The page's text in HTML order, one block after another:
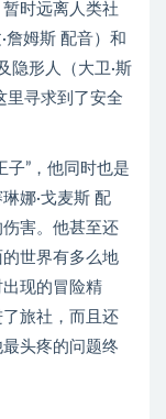
时远离人类社
詹姆斯 配音）和
隐形人（大卫·斯
里寻求到了安全
子”，他同时也是
娜·戈麦斯 配
害。他甚至还
世界有多么地
现的冒险精
旅社，而且还
头疼的问题终